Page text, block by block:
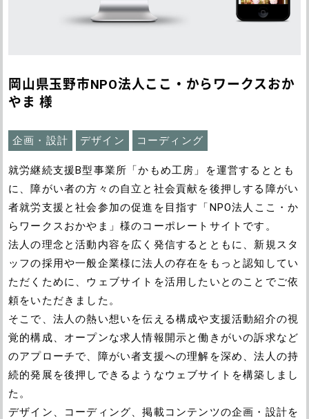
岡山県玉野市NPO法人ここ・からワークスおか
やま 様
企画・設計 デザイン コーディング
就労継続支援B型事業所「かもめ工房」を運営するととも
に、障がい者の方々の自立と社会貢献を後押しする障がい
者就労支援と社会参加の促進を目指す「NPO法人ここ・か
らワークスおかやま」様のコーポレートサイトです。
法人の理念と活動内容を広く発信するとともに、新規スタ
ッフの採用や一般企業様に法人の存在をもっと認知してい
ただくために、ウェブサイトを活用したいとのことでご依
頼をいただきました。
そこで、法人の熱い想いを伝える構成や支援活動紹介の視
覚的構成、オープンな求人情報開示と働きがいの訴求など
のアプローチで、障がい者支援への理解を深め、法人の持
続的発展を後押しできるようなウェブサイトを構築しまし
た。
デザイン、コーディング、掲載コンテンツの企画・設計を